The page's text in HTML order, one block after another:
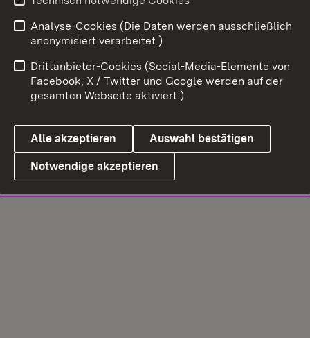
Analyse-Cookies (Die Daten werden ausschließlich
anonymisiert verarbeitet.)
Drittanbieter-Cookies (Social-Media-Elemente von
Facebook, X / Twitter und Google werden auf der
gesamten Webseite aktiviert.)
Alle akzeptieren Auswahl bestätigen
Notwendige akzeptieren